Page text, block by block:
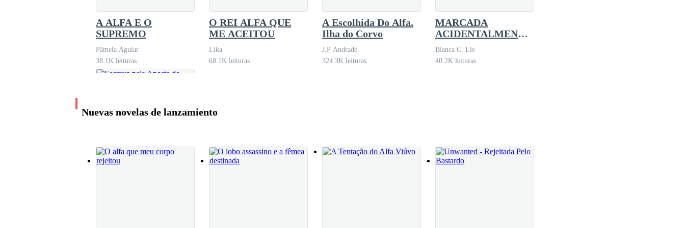
A ALFA E O
SUPREMO
Pâmela Aguiar
38.1K leituras
O REI ALFA QUE
ME ACEITOU
Lika
68.1K leituras
A Escolhida Do Alfa.
Ilha do Corvo
J.P Andrade
324.3K leituras
MARCADA
ACIDENTALMENTE
PELO LYCAN
Bianca C. Lis
40.2K leituras
Nuevas novelas de lanzamiento